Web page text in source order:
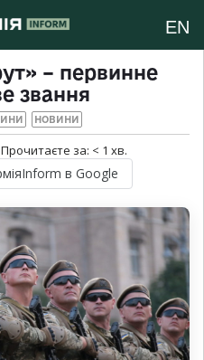
EN
– первинне
звання
НОВИНИ
Прочитаєте за: < 1 хв.
в Google